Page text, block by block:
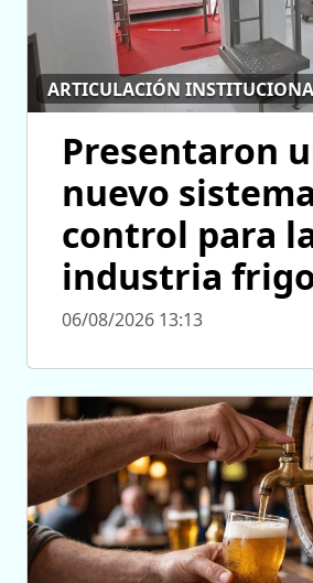
ARTICULACIÓN
Presentaron
nuevo
control para
industria
06/08/2026 13:13